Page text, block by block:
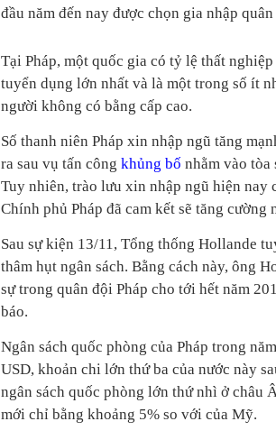
đầu năm đến nay được chọn gia nhập
Tại Pháp, một quốc gia có tỷ lệ thất
tuyển dụng lớn nhất và là một trong số ít
người không có bằng cấp cao.
Số thanh niên Pháp xin nhập ngũ tăng
ra sau vụ tấn công khủng bố nhằm vào tòa
Tuy nhiên, trào lưu xin nhập ngũ hiện nay
Chính phủ Pháp đã cam kết sẽ tăng cường
Sau sự kiện 13/11, Tổng thống Hollande
thâm hụt ngân sách. Bằng cách này, ông
sự trong quân đội Pháp cho tới hết năm
báo.
Ngân sách quốc phòng của Pháp trong
USD, khoản chi lớn thứ ba của nước này
ngân sách quốc phòng lớn thứ nhì ở châu
mới chỉ bằng khoảng 5% so với của Mỹ.